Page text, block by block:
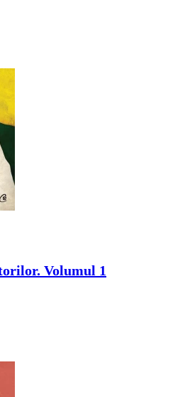
Volumul 1